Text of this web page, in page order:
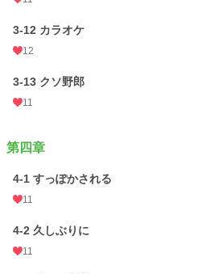
3-12 カラオケ
12
3-13 クソ野郎
11
第四章
4-1 すっぽかされる
11
4-2 久しぶりに
11